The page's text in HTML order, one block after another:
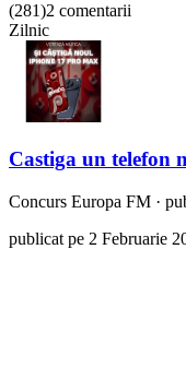
(281)2 comentarii
Zilnic
Castiga un telefon
Concurs Europa FM ·
publicat pe 2 Februarie